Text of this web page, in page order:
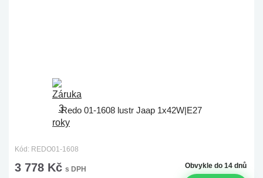
Redo 01-1608 lustr Jaap 1x42W|E27
Kód: REDO01-1608
Obvykle do 14 dnů
3 778 Kč s DPH